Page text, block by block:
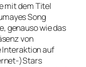
mit dem Titel
Song
genauso wie das
von
Interaktion auf
)Stars